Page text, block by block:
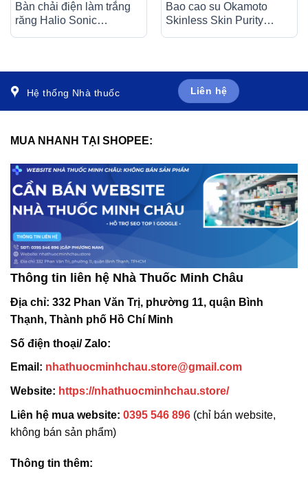
Bàn chải điện làm trắng
răng Halio Sonic
Bao cao su Okamoto
Skinless Skin Purity
cái)
Hệ thống Nhà thuốc Liên hệ
MUA NHANH TẠI SHOPEE:
Thông tin liên hệ Nhà Thuốc Minh Châu
Địa chỉ: 332 Phan Văn Trị, phường 11, quận Bình
Thạnh, Thành phố Hồ Chí Minh
Số điện thoại/ Zalo:
Email: nhathuocminhchau.store@gmail.com
Website: https://nhathuocminhchau.store/
Liên hệ mua website: 0395 546 896 (chỉ bán website,
không bán sản phẩm)
Thông tin thêm: